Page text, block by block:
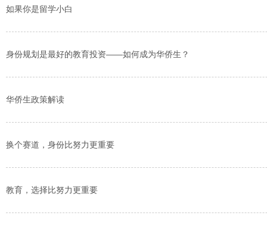
如果你是留学小白
身份规划是最好的教育投资——如何成为华侨生？
华侨生政策解读
换个赛道，身份比努力更重要
教育，选择比努力更重要